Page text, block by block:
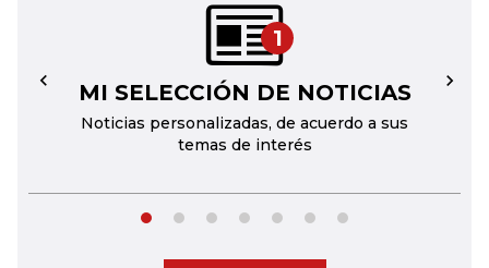
1
MI SELECCIÓN DE NOTICIAS
Noticias personalizadas, de acuerdo a sus
temas de interés
← →